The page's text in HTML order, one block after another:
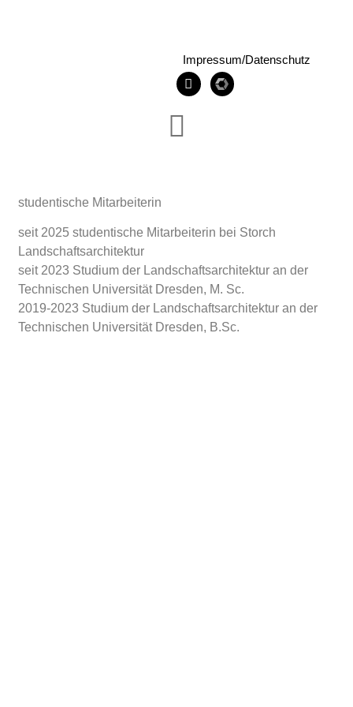
Impressum/Datenschutz
studentische Mitarbeiterin
seit 2025 studentische Mitarbeiterin bei Storch
Landschaftsarchitektur
seit 2023 Studium der Landschaftsarchitektur an der
Technischen Universität Dresden, M. Sc.
2019-2023 Studium der Landschaftsarchitektur an der
Technischen Universität Dresden, B.Sc.